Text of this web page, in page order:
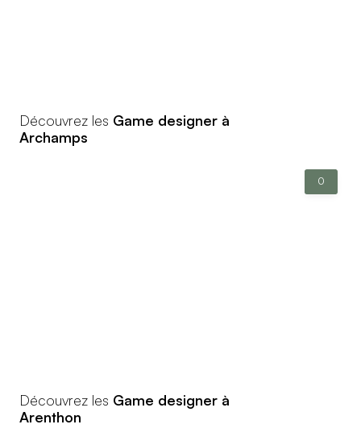
Découvrez les Game designer à
Archamps
0
Découvrez les Game designer à
Arenthon